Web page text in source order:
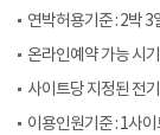
연박허용기준 : 2박 3
온라인예약 가능 시
사이트당 지정된 전
이용인원기준 : 1사